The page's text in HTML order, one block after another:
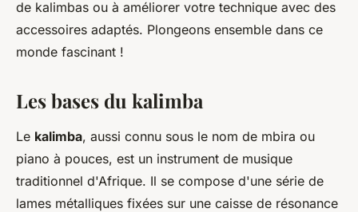
de kalimbas ou à améliorer votre technique avec des
accessoires adaptés. Plongeons ensemble dans ce
monde fascinant !
Les bases du kalimba
Le kalimba, aussi connu sous le nom de mbira ou
piano à pouces, est un instrument de musique
traditionnel d'Afrique. Il se compose d'une série de
lames métalliques fixées sur une caisse de résonance